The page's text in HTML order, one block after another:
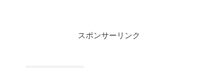
スポンサーリンク